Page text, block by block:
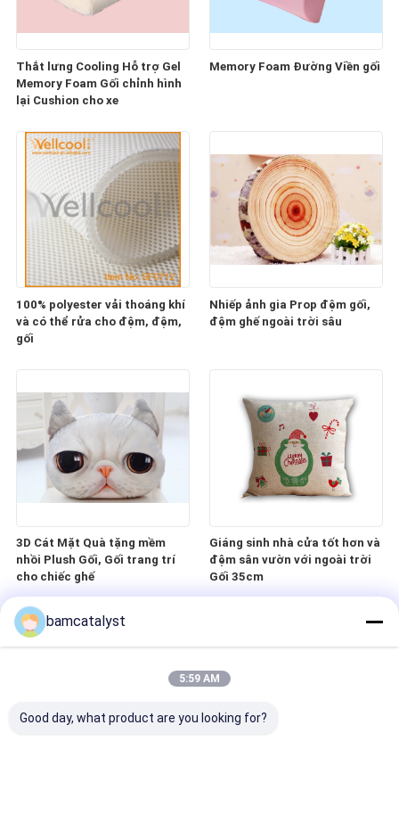
Thắt lưng Cooling Hỗ trợ Gel
Memory Foam Gối chỉnh hình
lại Cushion cho xe
Memory Foam Đường Viền gối
100% polyester vải thoáng khí
và có thể rửa cho đệm, đệm,
gối
Nhiếp ảnh gia Prop đệm gối,
đệm ghế ngoài trời sâu
3D Cát Mặt Quà tặng mềm
nhồi Plush Gối, Gối trang trí
cho chiếc ghế
Giáng sinh nhà cửa tốt hơn và
đệm sân vườn với ngoài trời
Gối 35cm
bamcatalyst
5:59 AM
Good day, what product are you looking for?